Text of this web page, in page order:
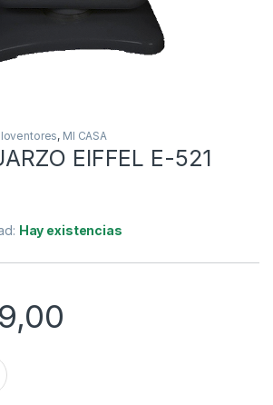
, MI CASA
EIFFEL E-521
Hay existencias
E-521 GIRATORIA quantity